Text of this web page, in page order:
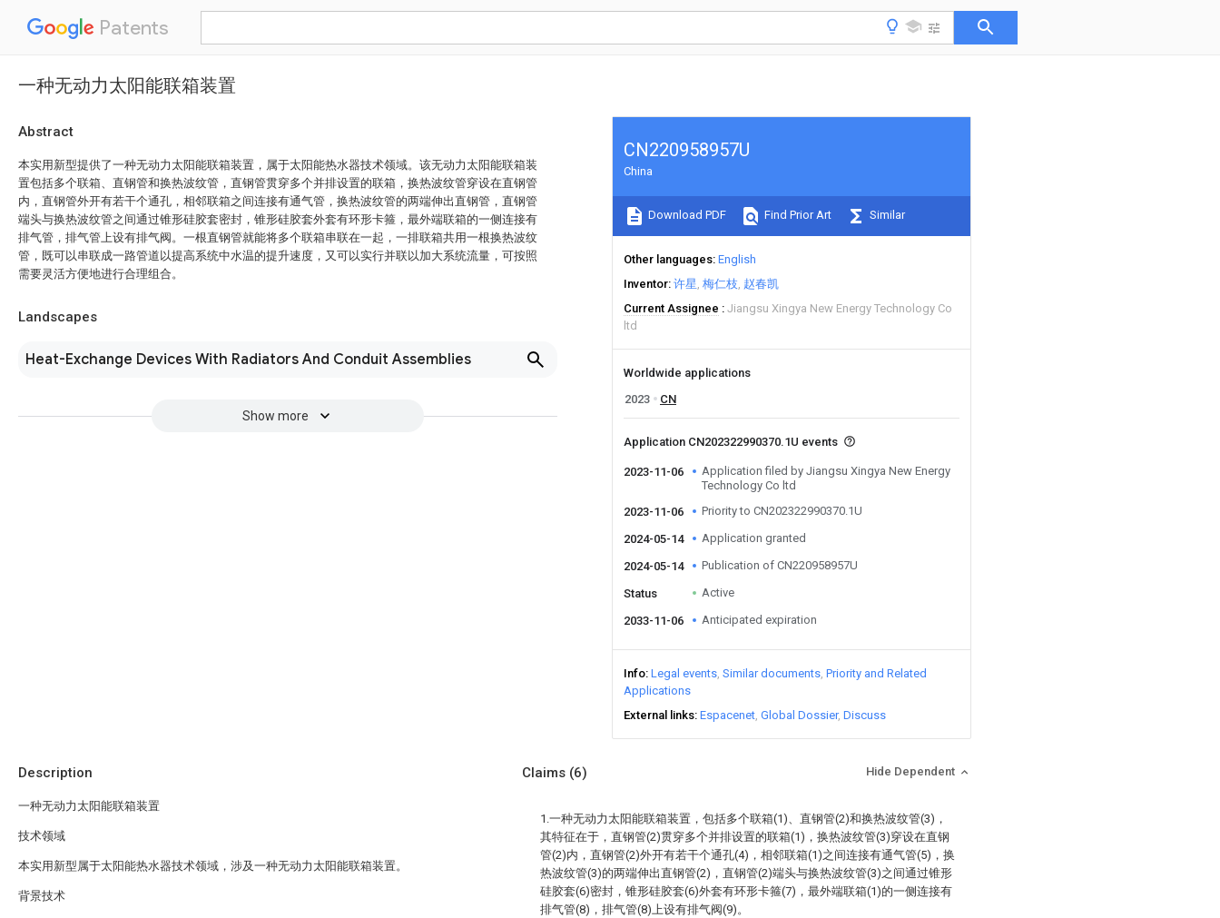
Patents
一种无动力太阳能联箱装置
Abstract
本实用新型提供了一种无动力太阳能联箱装置，属于太阳能热水器技术领域。该无动力太阳能联箱装
置包括多个联箱、直钢管和换热波纹管，直钢管贯穿多个并排设置的联箱，换热波纹管穿设在直钢管
内，直钢管外开有若干个通孔，相邻联箱之间连接有通气管，换热波纹管的两端伸出直钢管，直钢管
端头与换热波纹管之间通过锥形硅胶套密封，锥形硅胶套外套有环形卡箍，最外端联箱的一侧连接有
排气管，排气管上设有排气阀。一根直钢管就能将多个联箱串联在一起，一排联箱共用一根换热波纹
管，既可以串联成一路管道以提高系统中水温的提升速度，又可以实行并联以加大系统流量，可按照
需要灵活方便地进行合理组合。
Landscapes
Heat-Exchange Devices With Radiators And Conduit Assemblies
Show more
CN220958957U
China
Download PDF Find Prior Art Similar
Other languages English
Inventor 许星 梅仁枝 赵春凯
Current Assignee
Jiangsu Xingya New Energy Technology Co
ltd
Worldwide applications
2023
CN
Application CN202322990370.1U events
2023-11-06
Application filed by Jiangsu Xingya New Energy
Technology Co ltd
2023-11-06
Priority to CN202322990370.1U
2024-05-14 Application granted
2024-05-14 Publication of CN220958957U
Status Active
2033-11-06 Anticipated expiration
Info Legal events Similar documents Priority and Related
Applications
External links Espacenet Global Dossier Discuss
Description
一种无动力太阳能联箱装置
技术领域
本实用新型属于太阳能热水器技术领域，涉及一种无动力太阳能联箱装置。
背景技术
Claims (6) Hide Dependent
1.一种无动力太阳能联箱装置，包括多个联箱(1)、直钢管(2)和换热波纹管(3)，
其特征在于，直钢管(2)贯穿多个并排设置的联箱(1)，换热波纹管(3)穿设在直钢
管(2)内，直钢管(2)外开有若干个通孔(4)，相邻联箱(1)之间连接有通气管(5)，换
热波纹管(3)的两端伸出直钢管(2)，直钢管(2)端头与换热波纹管(3)之间通过锥形
硅胶套(6)密封，锥形硅胶套(6)外套有环形卡箍(7)，最外端联箱(1)的一侧连接有
排气管(8)，排气管(8)上设有排气阀(9)。